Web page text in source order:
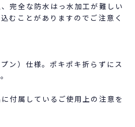
完全な防水はっ水加工が難しい
むことがありますのでご注意く
ン）仕様。ポキポキ折らずにス
付属しているご使用上の注意を